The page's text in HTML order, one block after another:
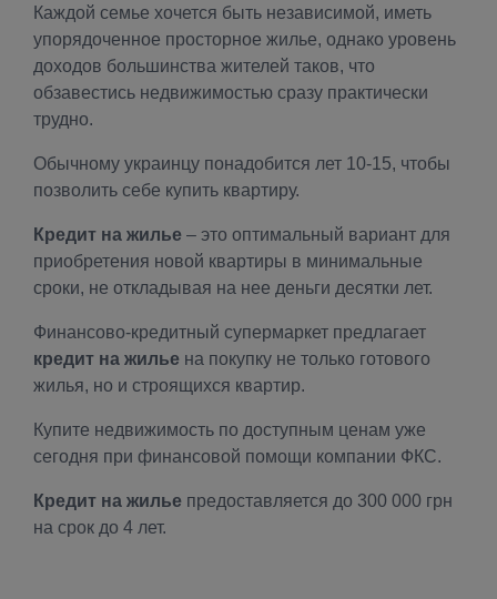
Каждой семье хочется быть независимой, иметь
упорядоченное просторное жилье, однако уровень
доходов большинства жителей таков, что
обзавестись недвижимостью сразу практически
трудно.
Обычному украинцу понадобится лет 10-15, чтобы
позволить себе купить квартиру.
Кредит на жилье – это оптимальный вариант для
приобретения новой квартиры в минимальные
сроки, не откладывая на нее деньги десятки лет.
Финансово-кредитный супермаркет предлагает
кредит на жилье на покупку не только готового
жилья, но и строящихся квартир.
Купите недвижимость по доступным ценам уже
сегодня при финансовой помощи компании ФКС.
Кредит на жилье предоставляется до 300 000 грн
на срок до 4 лет.